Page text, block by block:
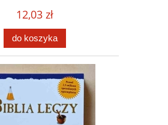
12,03 zł
do koszyka